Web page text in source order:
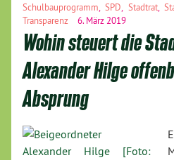
Schulbauprogramm ,SPD Stadtrat,
Transparenz
6. März 2019
Wohin steuert die
Alexander Hilge
Absprung